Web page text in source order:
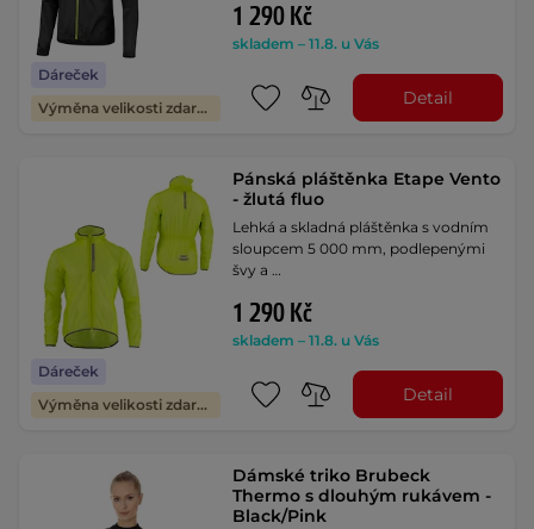
Dáreček
Výměna velikosti zdarma
1 290 Kč
skladem – 11.8. u Vás
Detail
Dáreček
Výměna velikosti zdarma
Pánská pláštěnka Etape Vento
- žlutá fluo
Lehká a skladná pláštěnka s vodním
sloupcem 5 000 mm, podlepenými
švy a …
1 290 Kč
skladem – 11.8. u Vás
Detail
Dámské triko Brubeck
Thermo s dlouhým rukávem -
Black/Pink